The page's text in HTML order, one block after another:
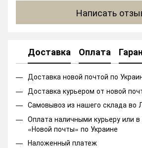
Написать
Доставка Оплата
Доставка новой почтой по
Доставка курьером от новой
Самовывоз из нашего склада во
Оплата наличными курьеру или
«Новой почты» по Украине
Наложенный платеж